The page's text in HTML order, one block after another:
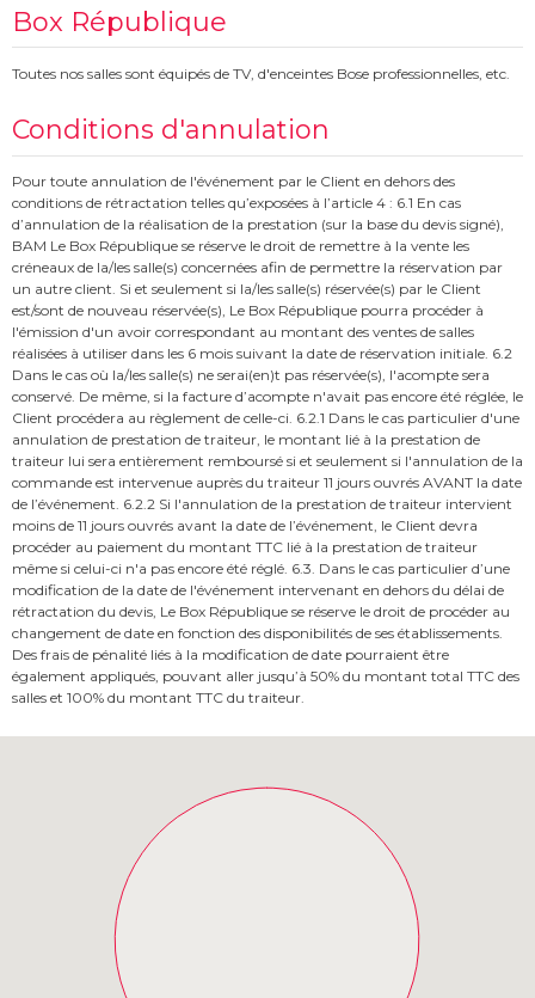
Box République
Toutes nos salles sont équipés de TV, d'enceintes Bose professionnelles, etc.
Conditions d'annulation
Pour toute annulation de l'événement par le Client en dehors des
conditions de rétractation telles qu’exposées à l’article 4 : 6.1 En cas
d’annulation de la réalisation de la prestation (sur la base du devis signé),
BAM Le Box République se réserve le droit de remettre à la vente les
créneaux de la/les salle(s) concernées afin de permettre la réservation par
un autre client. Si et seulement si la/les salle(s) réservée(s) par le Client
est/sont de nouveau réservée(s), Le Box République pourra procéder à
l'émission d'un avoir correspondant au montant des ventes de salles
réalisées à utiliser dans les 6 mois suivant la date de réservation initiale. 6.2
Dans le cas où la/les salle(s) ne serai(en)t pas réservée(s), l'acompte sera
conservé. De même, si la facture d’acompte n'avait pas encore été réglée, le
Client procédera au règlement de celle-ci. 6.2.1 Dans le cas particulier d'une
annulation de prestation de traiteur, le montant lié à la prestation de
traiteur lui sera entièrement remboursé si et seulement si l'annulation de la
commande est intervenue auprès du traiteur 11 jours ouvrés AVANT la date
de l’événement. 6.2.2 Si l'annulation de la prestation de traiteur intervient
moins de 11 jours ouvrés avant la date de l’événement, le Client devra
procéder au paiement du montant TTC lié à la prestation de traiteur
même si celui-ci n'a pas encore été réglé. 6.3. Dans le cas particulier d’une
modification de la date de l'événement intervenant en dehors du délai de
rétractation du devis, Le Box République se réserve le droit de procéder au
changement de date en fonction des disponibilités de ses établissements.
Des frais de pénalité liés à la modification de date pourraient être
également appliqués, pouvant aller jusqu’à 50% du montant total TTC des
salles et 100% du montant TTC du traiteur.